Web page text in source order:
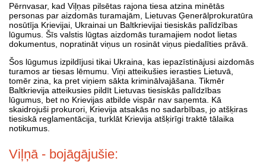
Pērnvasar, kad Viļņas pilsētas rajona tiesa atzina minētās
personas par aizdomās turamajām, Lietuvas Ģenerālprokuratūra
nosūtīja Krievijai, Ukrainai un Baltkrievijai tiesiskās palīdzības
lūgumus. Šīs valstis lūgtas aizdomās turamajiem nodot lietas
dokumentus, nopratināt viņus un rosināt viņus piedalīties prāvā.
Šos lūgumus izpildījusi tikai Ukraina, kas iepazīstinājusi aizdomās
turamos ar tiesas lēmumu. Viņi atteikušies ierasties Lietuvā,
tomēr zina, ka pret viņiem sākta kriminālvajāšana. Tikmēr
Baltkrievija atteikusies pildīt Lietuvas tiesiskās palīdzības
lūgumus, bet no Krievijas atbilde vispār nav saņemta. Kā
skaidrojuši prokurori, Krievija atsakās no sadarbības, jo atšķiras
tiesiskā reglamentācija, turklāt Krievija atšķirīgi traktē tālaika
notikumus.
Viļņā - bojāgājušie: